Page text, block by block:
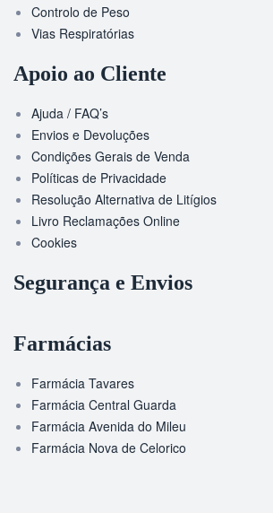
Controlo de Peso
Vias Respiratórias
Apoio ao Cliente
Ajuda / FAQ’s
Envios e Devoluções
Condições Gerais de Venda
Políticas de Privacidade
Resolução Alternativa de Litígios
Livro Reclamações Online
Cookies
Segurança e Envios
Farmácias
Farmácia Tavares
Farmácia Central Guarda
Farmácia Avenida do Mileu
Farmácia Nova de Celorico